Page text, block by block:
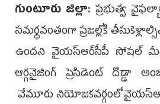
గుంటూరు జిల్లా:ప్రభుత్వ
సమర్థవంతంగా ప్రజల్లోకి
ఉంద‌ని వైయ‌స్ఆర్‌సీపీ సోష‌ల్
ఆర్గ‌నైజింగ్ ప్రెసిడెంట్ దొడ్డా
వేమూరు నియోజకవర్గంలో